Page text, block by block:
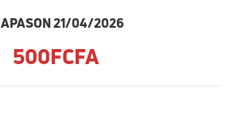
21/04/2026
500FCFA